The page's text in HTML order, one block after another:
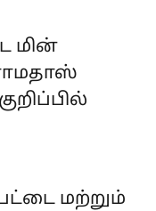
மின்
மற்றும்